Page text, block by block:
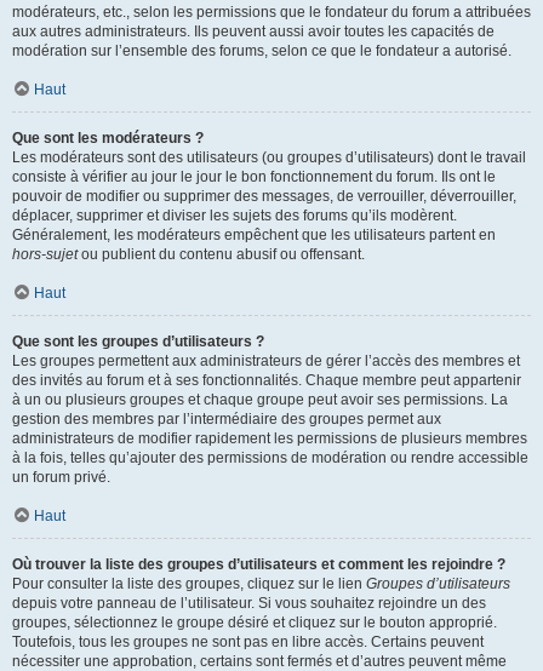
modérateurs, etc., selon les permissions que le fondateur du forum a attribuées
aux autres administrateurs. Ils peuvent aussi avoir toutes les capacités de
modération sur l’ensemble des forums, selon ce que le fondateur a autorisé.
Haut
Que sont les modérateurs ?
Les modérateurs sont des utilisateurs (ou groupes d’utilisateurs) dont le travail
consiste à vérifier au jour le jour le bon fonctionnement du forum. Ils ont le
pouvoir de modifier ou supprimer des messages, de verrouiller, déverrouiller,
déplacer, supprimer et diviser les sujets des forums qu’ils modèrent.
Généralement, les modérateurs empêchent que les utilisateurs partent en
hors-sujetou publient du contenu abusif ou offensant.
Haut
Que sont les groupes d’utilisateurs ?
Les groupes permettent aux administrateurs de gérer l’accès des membres et
des invités au forum et à ses fonctionnalités. Chaque membre peut appartenir
à un ou plusieurs groupes et chaque groupe peut avoir ses permissions. La
gestion des membres par l’intermédiaire des groupes permet aux
administrateurs de modifier rapidement les permissions de plusieurs membres
à la fois, telles qu’ajouter des permissions de modération ou rendre accessible
un forum privé.
Haut
Où trouver la liste des groupes d’utilisateurs et comment les rejoindre ?
Pour consulter la liste des groupes, cliquez sur le lien Groupes d’utilisateurs
depuis votre panneau de l’utilisateur. Si vous souhaitez rejoindre un des
groupes, sélectionnez le groupe désiré et cliquez sur le bouton approprié.
Toutefois, tous les groupes ne sont pas en libre accès. Certains peuvent
nécessiter une approbation, certains sont fermés et d’autres peuvent même